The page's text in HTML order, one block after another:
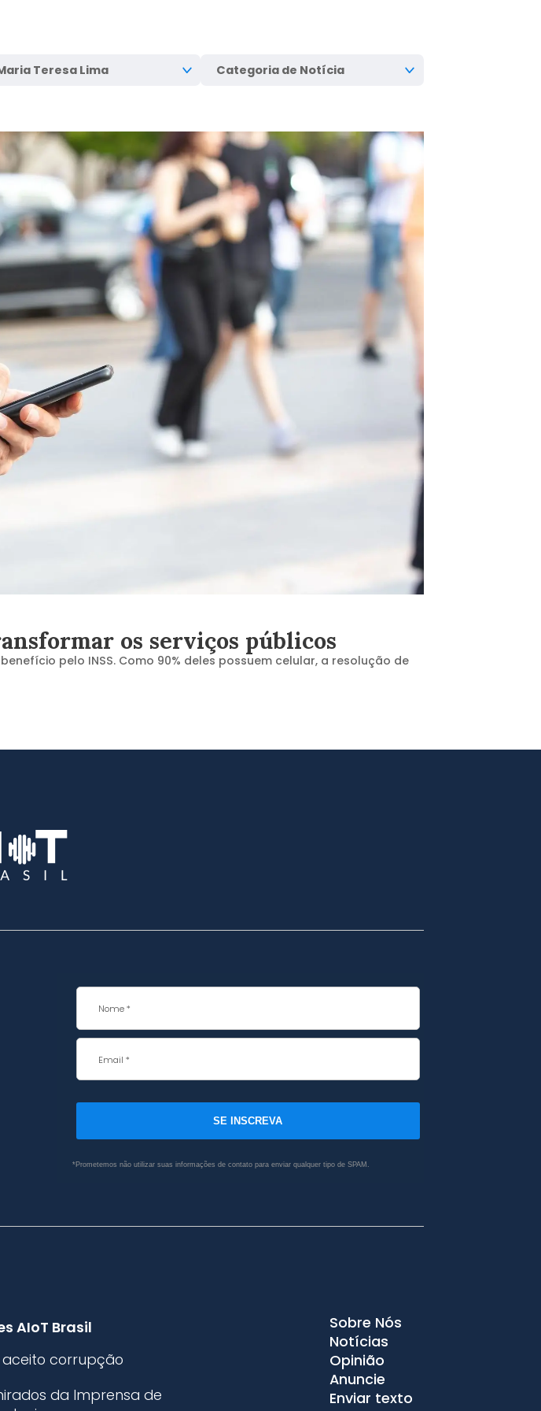
os serviços públicos
pelo INSS. Como 90% deles possuem celular, a resolução de
SE INSCREVA
*Prometemos não utilizar suas informações de contato para enviar qualquer tipo de SPAM.
AIoT Brasil
aceito corrupção
da Imprensa de
Sobre Nós
Notícias
Opinião
Anuncie
Enviar texto